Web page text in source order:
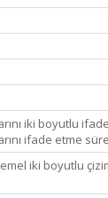
iki boyutlu
ifade etme
temel iki boyutlu